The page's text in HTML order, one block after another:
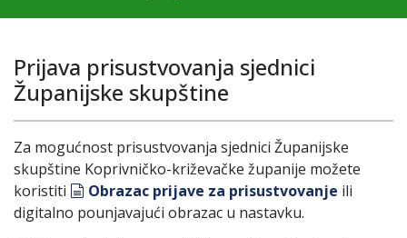
Prijava prisustvovanja sjednici
Županijske skupštine
Za mogućnost prisustvovanja sjednici Županijske
skupštine Koprivničko-križevačke županije možete
koristiti
document
Obrazac prijave za prisustvovanje ili
digitalno pounjavajući obrazac u nastavku.